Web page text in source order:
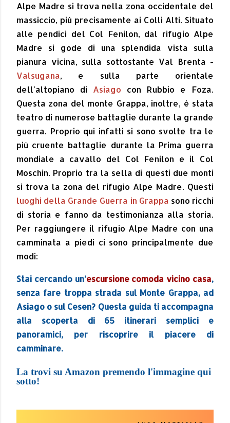
Alpe Madre si trova nella zona occidentale del
massiccio, più precisamente ai Colli Alti. Situato
alle pendici del Col Fenilon, dal rifugio Alpe
Madre si gode di una splendida vista sulla
pianura vicina, sulla sottostante Val Brenta -
Valsugana, e sulla parte orientale
dell'altopiano di Asiago con Rubbio e Foza.
Questa zona del monte Grappa, inoltre, è stata
teatro di numerose battaglie durante la grande
guerra. Proprio qui infatti si sono svolte tra le
più cruente battaglie durante la Prima guerra
mondiale a cavallo del Col Fenilon e il Col
Moschin. Proprio tra la sella di questi due monti
si trova la zona del rifugio Alpe Madre. Questi
luoghi della Grande Guerra in Grappa sono ricchi
di storia e fanno da testimonianza alla storia.
Per raggiungere il rifugio Alpe Madre con una
camminata a piedi ci sono principalmente due
modi:
Stai cercando un’escursione comoda vicino casa,
senza fare troppa strada sul Monte Grappa, ad
Asiago o sul Cesen? Questa guida ti accompagna
alla scoperta di 65 itinerari semplici e
panoramici, per riscoprire il piacere di
camminare.
La trovi su Amazon premendo l'immagine qui
sotto!